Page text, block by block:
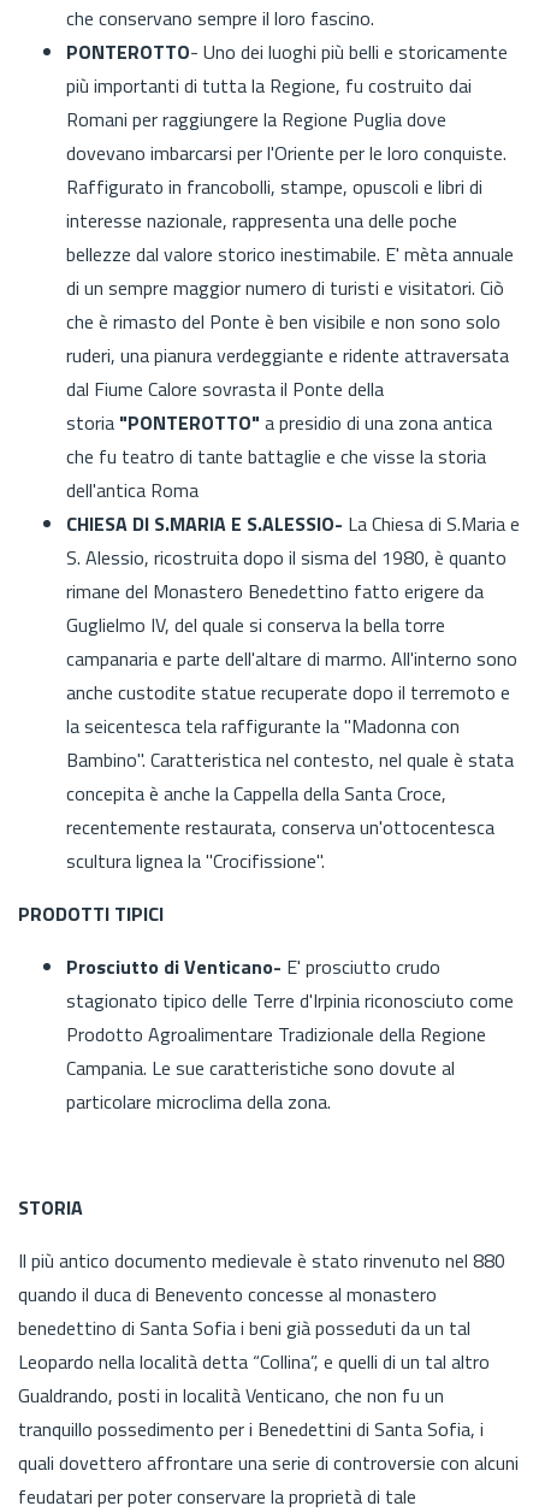
che conservano sempre il loro fascino.
PONTEROTTO- Uno dei luoghi più belli e storicamente
più importanti di tutta la Regione, fu costruito dai
Romani per raggiungere la Regione Puglia dove
dovevano imbarcarsi per l'Oriente per le loro conquiste.
Raffigurato in francobolli, stampe, opuscoli e libri di
interesse nazionale, rappresenta una delle poche
bellezze dal valore storico inestimabile. E' mèta annuale
di un sempre maggior numero di turisti e visitatori. Ciò
che è rimasto del Ponte è ben visibile e non sono solo
ruderi, una pianura verdeggiante e ridente attraversata
dal Fiume Calore sovrasta il Ponte della
storia "PONTEROTTO" a presidio di una zona antica
che fu teatro di tante battaglie e che visse la storia
dell'antica Roma
CHIESA DI S.MARIA E S.ALESSIO- La Chiesa di S.Maria e
S. Alessio, ricostruita dopo il sisma del 1980, è quanto
rimane del Monastero Benedettino fatto erigere da
Guglielmo IV, del quale si conserva la bella torre
campanaria e parte dell'altare di marmo. All'interno sono
anche custodite statue recuperate dopo il terremoto e
la seicentesca tela raffigurante la "Madonna con
Bambino". Caratteristica nel contesto, nel quale è stata
concepita è anche la Cappella della Santa Croce,
recentemente restaurata, conserva un'ottocentesca
scultura lignea la "Crocifissione".
PRODOTTI TIPICI
Prosciutto di Venticano- E' prosciutto crudo
stagionato tipico delle Terre d'Irpinia riconosciuto come
Prodotto Agroalimentare Tradizionale della Regione
Campania. Le sue caratteristiche sono dovute al
particolare microclima della zona.
STORIA
Il più antico documento medievale è stato rinvenuto nel 880
quando il duca di Benevento concesse al monastero
benedettino di Santa Sofia i beni già posseduti da un tal
Leopardo nella località detta “Collina”, e quelli di un tal altro
Gualdrando, posti in località Venticano, che non fu un
tranquillo possedimento per i Benedettini di Santa Sofia, i
quali dovettero affrontare una serie di controversie con alcuni
feudatari per poter conservare la proprietà di tale